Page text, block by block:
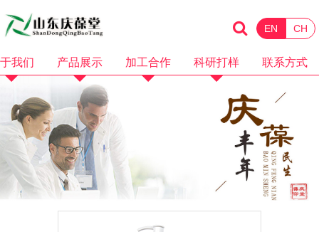
CH
EN
我们
资质
故事
视频
产品展示
化妆品
保健食品
加工合作
膏霜加工
乳液加工
科研打样
微商电商
科研打样
联系方式